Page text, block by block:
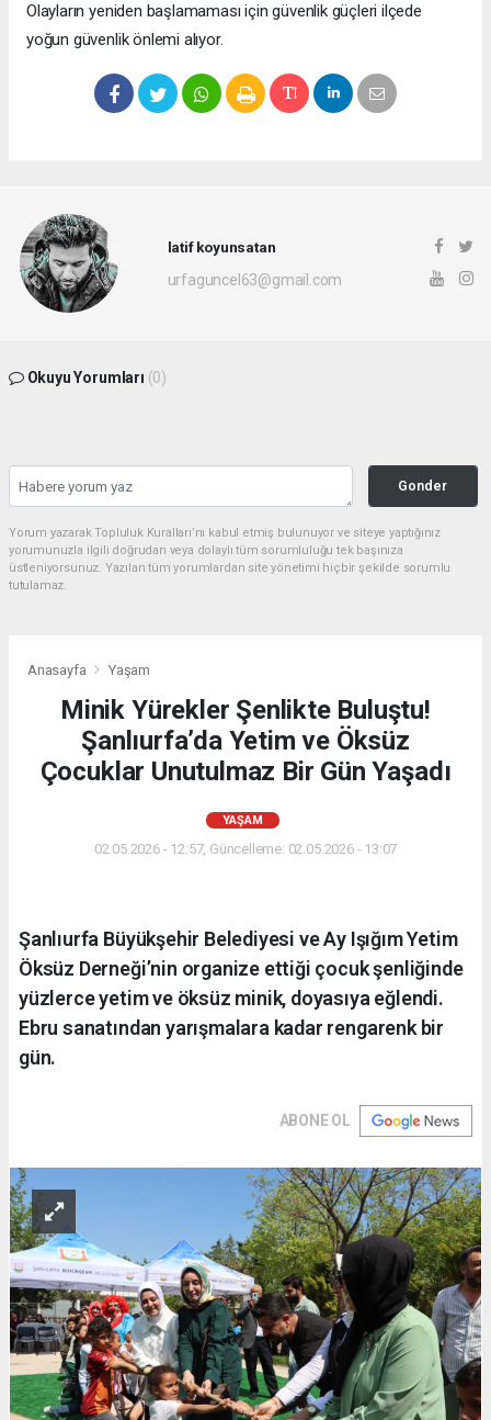
Olayların yeniden başlamaması için güvenlik güçleri ilçede
yoğun güvenlik önlemi alıyor.
latif koyunsatan
urfaguncel63@gmail.com
Okuyu Yorumları (0)
Gonder
Yorum yazarak Topluluk Kuralları’nı kabul etmiş bulunuyor ve siteye yaptığınız
yorumunuzla ilgili doğrudan veya dolaylı tüm sorumluluğu tek başınıza
üstleniyorsunuz. Yazılan tüm yorumlardan site yönetimi hiçbir şekilde sorumlu
tutulamaz.
Anasayfa Yaşam
Minik Yürekler Şenlikte Buluştu!
Şanlıurfa’da Yetim ve Öksüz
Çocuklar Unutulmaz Bir Gün Yaşadı
YAŞAM
02.05.2026 - 12:57, Güncelleme: 02.05.2026 - 13:07
Şanlıurfa Büyükşehir Belediyesi ve Ay Işığım Yetim
Öksüz Derneği’nin organize ettiği çocuk şenliğinde
yüzlerce yetim ve öksüz minik, doyasıya eğlendi.
Ebru sanatından yarışmalara kadar rengarenk bir
gün.
ABONE OL